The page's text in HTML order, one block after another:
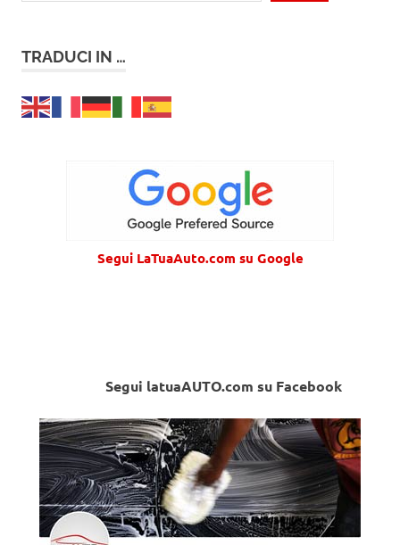
TRADUCI IN …
Segui LaTuaAuto.com su Google
Segui latuaAUTO.com su Facebook